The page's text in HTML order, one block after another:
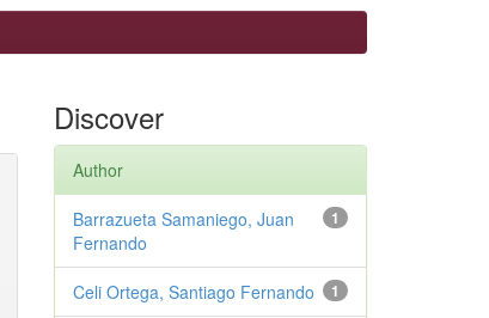
Discover
Author
1
Barrazueta Samaniego, Juan
Fernando
1
Celi Ortega, Santiago Fernando